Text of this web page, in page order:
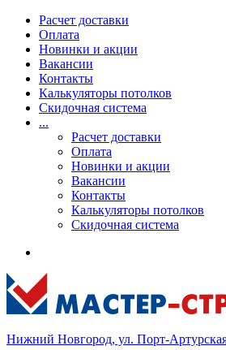
Расчет доставки
Оплата
Новинки и акции
Вакансии
Контакты
Калькуляторы потолков
Скидочная система
...
Расчет доставки
Оплата
Новинки и акции
Вакансии
Контакты
Калькуляторы потолков
Скидочная система
Нижний Новгород, ул. Порт-